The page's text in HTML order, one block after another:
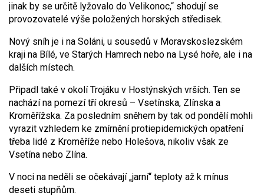
jinak by se určitě lyžovalo do Velikonoc,“ shodují se
provozovatelé výše položených horských středisek.
Nový sníh je i na Soláni, u sousedů v Moravskoslezském
kraji na Bílé, ve Starých Hamrech nebo na Lysé hoře, ale i na
dalších místech.
Připadl také v okolí Trojáku v Hostýnských vrších. Ten se
nachází na pomezí tří okresů – Vsetínska, Zlínska a
Kroměřížska. Za posledním sněhem by tak od pondělí mohli
vyrazit vzhledem ke zmírnění protiepidemických opatření
třeba lidé z Kroměříže nebo Holešova, nikoliv však ze
Vsetína nebo Zlína.
V noci na neděli se očekávají „jarní“ teploty až k mínus
deseti stupňům.